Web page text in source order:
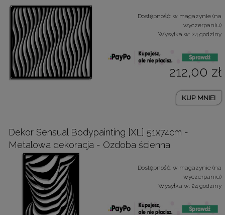
Dostępność: w magazynie (na
wyczerpaniu)
Wysyłka w: 24 godziny
212,00 zł
KUP MNIE!
Dekor Sensual Bodypainting [XL] 51x74cm -
Metalowa dekoracja - Ozdoba ścienna
Dostępność: w magazynie (na
wyczerpaniu)
Wysyłka w: 24 godziny